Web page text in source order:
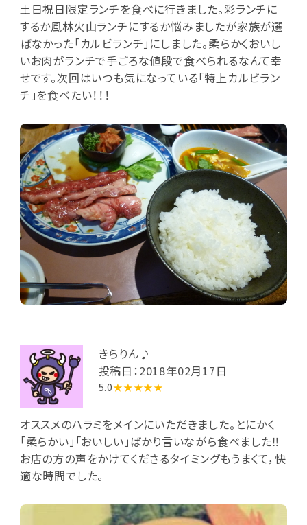
土日祝日限定ランチを食べに行きました。彩ランチに
するか風林火山ランチにするか悩みましたが家族が選
ばなかった「カルビランチ」にしました。柔らかくおいし
いお肉がランチで手ごろな値段で食べられるなんて幸
せです。次回はいつも気になっている「特上カルビラン
チ」を食べたい！！！
きらりん♪
投稿日：2018年02月17日
5.0★★★★★
オススメのハラミをメインにいただきました。とにかく
「柔らかい」「おいしい」ばかり言いながら食べました‼
お店の方の声をかけてくださるタイミングもうまくて，快
適な時間でした。